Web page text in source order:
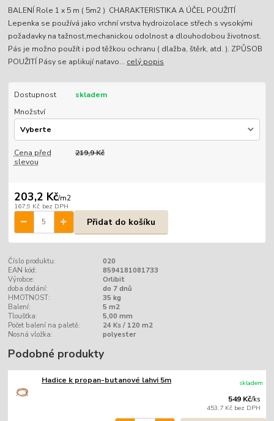
BALENÍ Role 1 x 5 m ( 5m2 ) CHARAKTERISTIKA A ÚČEL POUŽITÍ
Lepenka se používá jako vrchní vrstva hydroizolace střech s vysokými
požadavky na tažnost,mechanickou odolnost a dlouhodobou životnost.
Pás je možno použít i pod těžkou ochranu ( dlažba, štěrk, atd. ). ZPŮSOB
POUŽITÍ Pásy se aplikují natavo... celý popis
Dostupnost
skladem
Množství
Cena před
slevou
219,9 Kč
203,2 Kč/m2
167,9 Kč bez DPH
Přidat do košíku
Číslo produktu:
020
EAN kód:
8594181081733
Výrobce:
Orlibit
doba dodání:
do 7 dnů
HMOTNOST:
35 kg
Balení:
5 m2
Tloušťka:
5,00 mm
Počet balení na paletě:
24 Ks / 120 m2
Nosná vložka:
polyester
Podobné produkty
Hadice k propan-butanové lahvi 5m
549 Kč/ks
453,7 Kč bez DPH
skladem